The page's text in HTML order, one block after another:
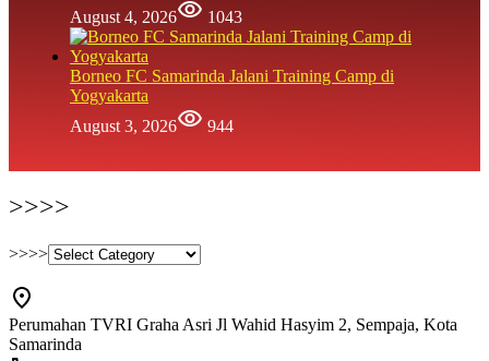
August 4, 2026
1043
Borneo FC Samarinda Jalani Training Camp di
Yogyakarta
August 3, 2026
944
>>>>
>>>>
Perumahan TVRI Graha Asri Jl Wahid Hasyim 2, Sempaja, Kota
Samarinda